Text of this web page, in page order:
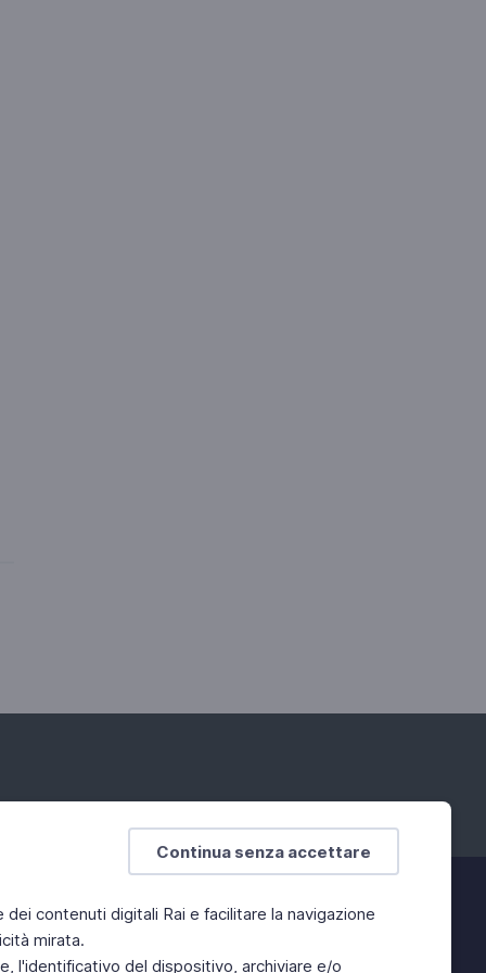
Continua senza accettare
contenuti digitali Rai e facilitare la navigazione
mirata.
l'identificativo del dispositivo, archiviare e/o